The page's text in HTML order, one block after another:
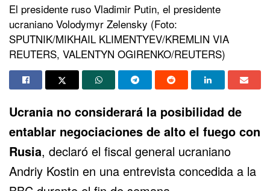
El presidente ruso Vladimir Putin, el presidente
ucraniano Volodymyr Zelensky (Foto:
SPUTNIK/MIKHAIL KLIMENTYEV/KREMLIN VIA
REUTERS, VALENTYN OGIRENKO/REUTERS)
Ucrania no considerará la posibilidad de
entablar negociaciones de alto el fuego con
Rusia, declaró el fiscal general ucraniano
Andriy Kostin en una entrevista concedida a la